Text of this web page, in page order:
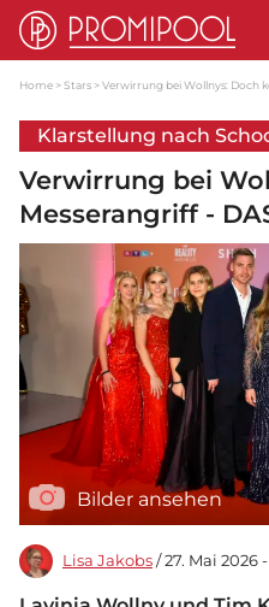
Home Stars Verwirrung bei Wollnys: Doch
Klarstellung nach
Verwirrung bei
Messerangriff -
Bilder ansehen
Lisa Jakobs / 27. Mai 2026